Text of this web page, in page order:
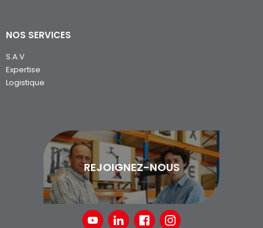
NOS SERVICES
S.A.V
Expertise
Logistique
REJOIGNEZ-NOUS